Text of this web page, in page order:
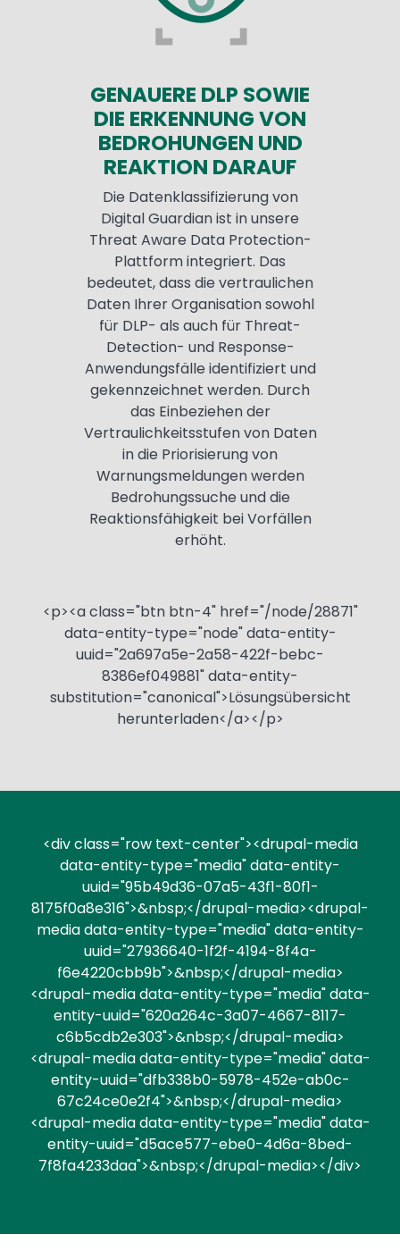
GENAUERE DLP SOWIE
DIE ERKENNUNG VON
BEDROHUNGEN UND
REAKTION DARAUF
Die Datenklassifizierung von
Digital Guardian ist in unsere
Threat Aware Data Protection-
Plattform integriert. Das
bedeutet, dass die vertraulichen
Daten Ihrer Organisation sowohl
für DLP- als auch für Threat-
Detection- und Response-
Anwendungsfälle identifiziert und
gekennzeichnet werden. Durch
das Einbeziehen der
Vertraulichkeitsstufen von Daten
in die Priorisierung von
Warnungsmeldungen werden
Bedrohungssuche und die
Reaktionsfähigkeit bei Vorfällen
erhöht.
<p><a class="btn btn-4" href="/node/28871"
data-entity-type="node" data-entity-
uuid="2a697a5e-2a58-422f-bebc-
8386ef049881" data-entity-
substitution="canonical">Lösungsübersicht
herunterladen</a></p>
<div class="row text-center"><drupal-media
data-entity-type="media" data-entity-
uuid="95b49d36-07a5-43f1-80f1-
8175f0a8e316">&nbsp;</drupal-media><drupal-
media data-entity-type="media" data-entity-
uuid="27936640-1f2f-4194-8f4a-
f6e4220cbb9b">&nbsp;</drupal-media>
<drupal-media data-entity-type="media" data-
entity-uuid="620a264c-3a07-4667-8117-
c6b5cdb2e303">&nbsp;</drupal-media>
<drupal-media data-entity-type="media" data-
entity-uuid="dfb338b0-5978-452e-ab0c-
67c24ce0e2f4">&nbsp;</drupal-media>
<drupal-media data-entity-type="media" data-
entity-uuid="d5ace577-ebe0-4d6a-8bed-
7f8fa4233daa">&nbsp;</drupal-media></div>